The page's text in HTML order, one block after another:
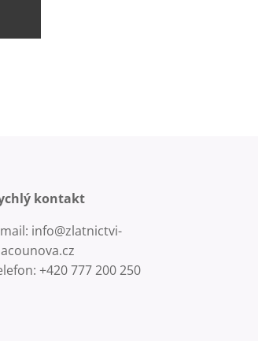
kontakt
info@zlatnictvi-
+420 777 200 250